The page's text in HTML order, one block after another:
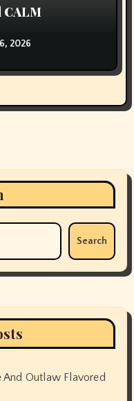
CALM
2026
Search
And Outlaw Flavored